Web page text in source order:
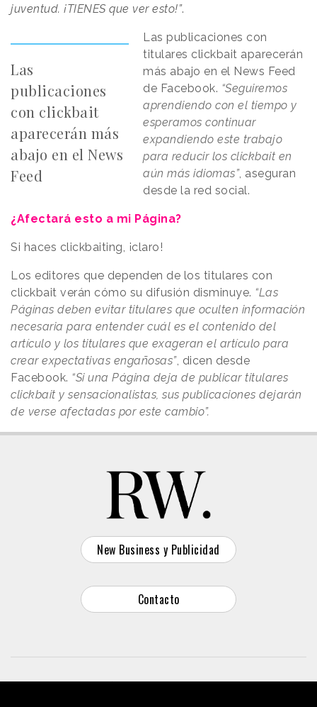
juventud. ¡TIENES que ver esto!”.
Las
publicaciones
con clickbait
aparecerán más
abajo en el News
Feed
Las publicaciones con
titulares clickbait aparecerán
más abajo en el News Feed
de Facebook. “Seguiremos
aprendiendo con el tiempo y
esperamos continuar
expandiendo este trabajo
para reducir los clickbait en
aún más idiomas”, aseguran
desde la red social.
¿Afectará esto a mi Página?
Si haces clickbaiting, ¡claro!
Los editores que dependen de los titulares con
clickbait verán cómo su difusión disminuye. “Las
Páginas deben evitar titulares que oculten información
necesaria para entender cuál es el contenido del
artículo y los titulares que exageran el artículo para
crear expectativas engañosas”, dicen desde
Facebook. “Si una Página deja de publicar titulares
clickbait y sensacionalistas, sus publicaciones dejarán
de verse afectadas por este cambio”.
New Business y Publicidad
Contacto